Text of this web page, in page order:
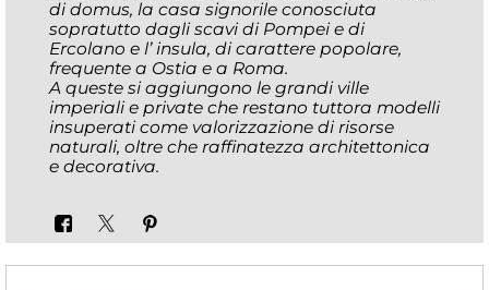
di domus, la casa signorile conosciuta
sopratutto dagli scavi di Pompei e di
Ercolano e l’ insula, di carattere popolare,
frequente a Ostia e a Roma.
A queste si aggiungono le grandi ville
imperiali e private che restano tuttora modelli
insuperati come valorizzazione di risorse
naturali, oltre che raffinatezza architettonica
e decorativa.